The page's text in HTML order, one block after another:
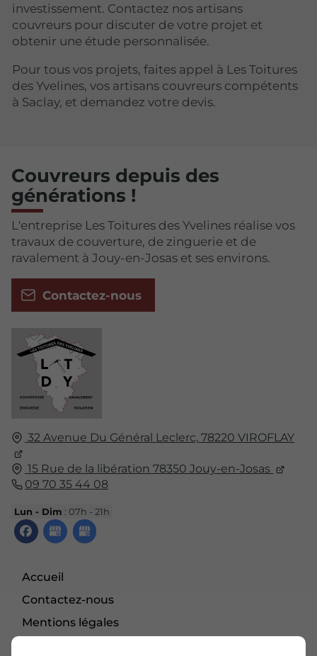
investissement. Contactez nos artisans
couvreurs pour discuter de votre projet et
obtenir une étude personnalisée.
Pour tous vos projets, faites appel à Les Toitures
des Yvelines, vos artisans couvreurs compétents
à Saclay, et demandez votre devis.
32 Avenue Du Général Leclerc, 78220 VIROFLAY
15 Rue de la libération 78350 Jouy-en-Josas
09 70 35 44 08
Lun - Dim : 07h - 21h
Accueil
Contactez-nous
Mentions légales
Couvreurs depuis des
générations !
L'entreprise Les Toitures des Yvelines réalise vos
travaux de couverture, de zinguerie et de
ravalement à Jouy-en-Josas et ses environs.
Contactez-nous